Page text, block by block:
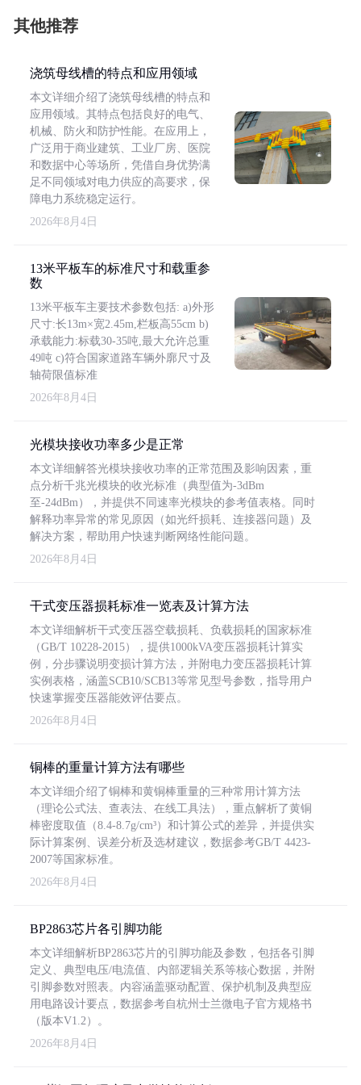
其他推荐
浇筑母线槽的特点和应用领域
本文详细介绍了浇筑母线槽的特点和
应用领域。其特点包括良好的电气、
机械、防火和防护性能。在应用上，
广泛用于商业建筑、工业厂房、医院
和数据中心等场所，凭借自身优势满
足不同领域对电力供应的高要求，保
障电力系统稳定运行。
2026年8月4日
13米平板车的标准尺寸和载重参
数
13米平板车主要技术参数包括: a)外形
尺寸:长13m×宽2.45m,栏板高55cm b)
承载能力:标载30-35吨,最大允许总重
49吨 c)符合国家道路车辆外廓尺寸及
轴荷限值标准
2026年8月4日
光模块接收功率多少是正常
本文详细解答光模块接收功率的正常范围及影响因素，重
点分析千兆光模块的收光标准（典型值为-3dBm
至-24dBm），并提供不同速率光模块的参考值表格。同时
解释功率异常的常见原因（如光纤损耗、连接器问题）及
解决方案，帮助用户快速判断网络性能问题。
2026年8月4日
干式变压器损耗标准一览表及计算方法
本文详细解析干式变压器空载损耗、负载损耗的国家标准
（GB/T 10228-2015），提供1000kVA变压器损耗计算实
例，分步骤说明变损计算方法，并附电力变压器损耗计算
实例表格，涵盖SCB10/SCB13等常见型号参数，指导用户
快速掌握变压器能效评估要点。
2026年8月4日
铜棒的重量计算方法有哪些
本文详细介绍了铜棒和黄铜棒重量的三种常用计算方法
（理论公式法、查表法、在线工具法），重点解析了黄铜
棒密度取值（8.4-8.7g/cm³）和计算公式的差异，并提供实
际计算案例、误差分析及选材建议，数据参考GB/T 4423-
2007等国家标准。
2026年8月4日
BP2863芯片各引脚功能
本文详细解析BP2863芯片的引脚功能及参数，包括各引脚
定义、典型电压/电流值、内部逻辑关系等核心数据，并附
引脚参数对照表。内容涵盖驱动配置、保护机制及典型应
用电路设计要点，数据参考自杭州士兰微电子官方规格书
（版本V1.2）。
2026年8月4日